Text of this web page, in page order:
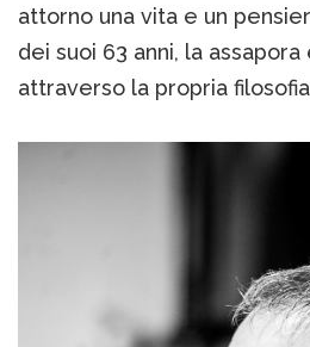
attorno una vita e un
dei suoi 63 anni, la
attraverso la propria